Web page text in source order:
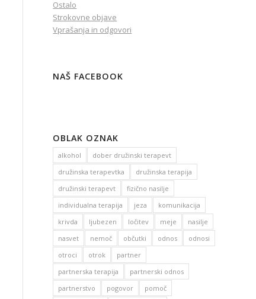
Ostalo
Strokovne objave
Vprašanja in odgovori
NAŠ FACEBOOK
OBLAK OZNAK
alkohol
dober družinski terapevt
družinska terapevtka
družinska terapija
družinski terapevt
fizično nasilje
individualna terapija
jeza
komunikacija
krivda
ljubezen ločitev meje
nasilje
nasvet
nemoč občutki odnos
odnosi
otroci
otrok
partner
partnerska terapija
partnerski odnos
partnerstvo
pogovor
pomoč